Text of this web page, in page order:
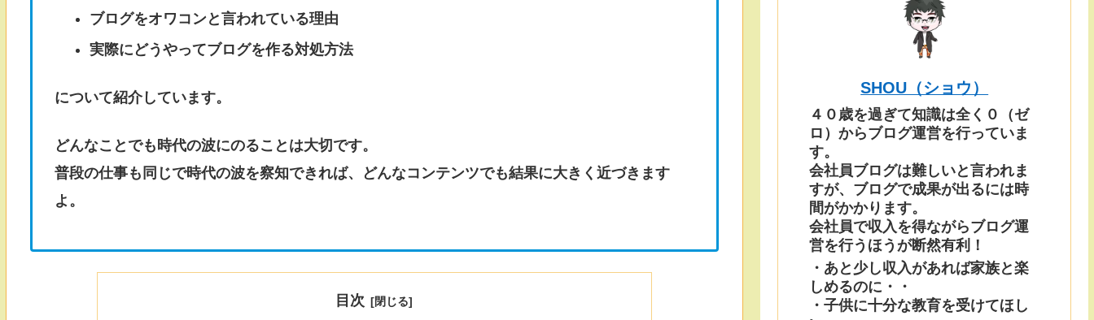
ブログをオワコンと言われている理由
実際にどうやってブログを作る対処方法
について紹介しています。
どんなことでも時代の波にのることは大切です。
普段の仕事も同じで時代の波を察知できれば、どんなコンテンツでも結果に大きく近づきます
よ。
目次
SHOU（ショウ）
４０歳を過ぎて知識は全く０（ゼ
ロ）からブログ運営を行っていま
す。
会社員ブログは難しいと言われま
すが、ブログで成果が出るには時
間がかかります。
会社員で収入を得ながらブログ運
営を行うほうが断然有利！
・あと少し収入があれば家族と楽
しめるのに・・
・子供に十分な教育を受けてほし